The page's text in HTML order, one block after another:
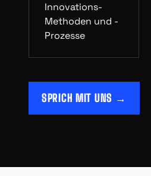
Innovations-
Methoden und -
Prozesse
SPRICH MIT UNS →